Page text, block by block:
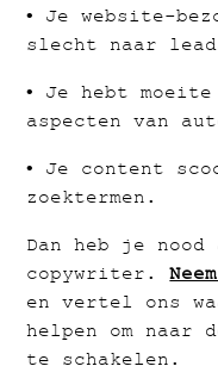
• Je website-
slecht naar
• Je hebt
aspecten van
• Je content
zoektermen.
Dan heb je nood
copywriter.
en vertel ons
helpen om naar
te schakelen.